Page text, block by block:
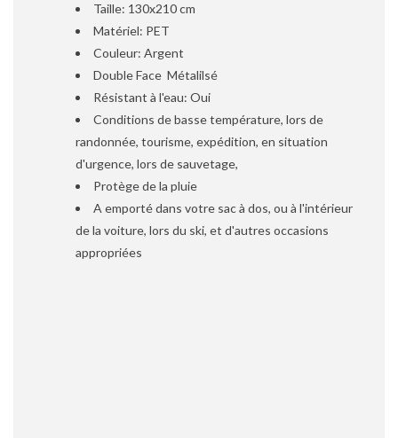
Taille: 130x210 cm
Matériel: PET
Couleur: Argent
Double Face Métalilsé
Résistant à l'eau: Oui
Conditions de basse température, lors de
randonnée, tourisme, expédition, en situation
d'urgence, lors de sauvetage,
Protège de la pluie
A emporté dans votre sac à dos, ou à l'intérieur
de la voiture, lors du ski, et d'autres occasions
appropriées